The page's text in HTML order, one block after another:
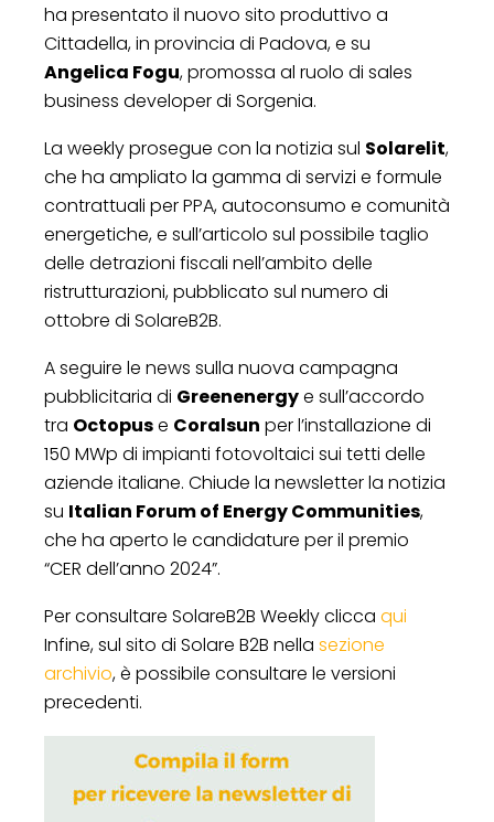
ha presentato il nuovo sito produttivo a
Cittadella, in provincia di Padova, e su
Angelica Fogu, promossa al ruolo di sales
business developer di Sorgenia.
La weekly prosegue con la notizia sul Solarelit,
che ha ampliato la gamma di servizi e formule
contrattuali per PPA, autoconsumo e comunità
energetiche, e sull’articolo sul possibile taglio
delle detrazioni fiscali nell’ambito delle
ristrutturazioni, pubblicato sul numero di
ottobre di SolareB2B.
A seguire le news sulla nuova campagna
pubblicitaria di Greenenergye sull’accordo
tra Octopuse Coralsun per l’installazione di
150 MWp di impianti fotovoltaici sui tetti delle
aziende italiane. Chiude la newsletter la notizia
su Italian Forum of Energy Communities,
che ha aperto le candidature per il premio
“CER dell’anno 2024”.
Per consultare SolareB2B Weekly clicca qui
Infine, sul sito di Solare B2B nella sezione
archivio, è possibile consultare le versioni
precedenti.